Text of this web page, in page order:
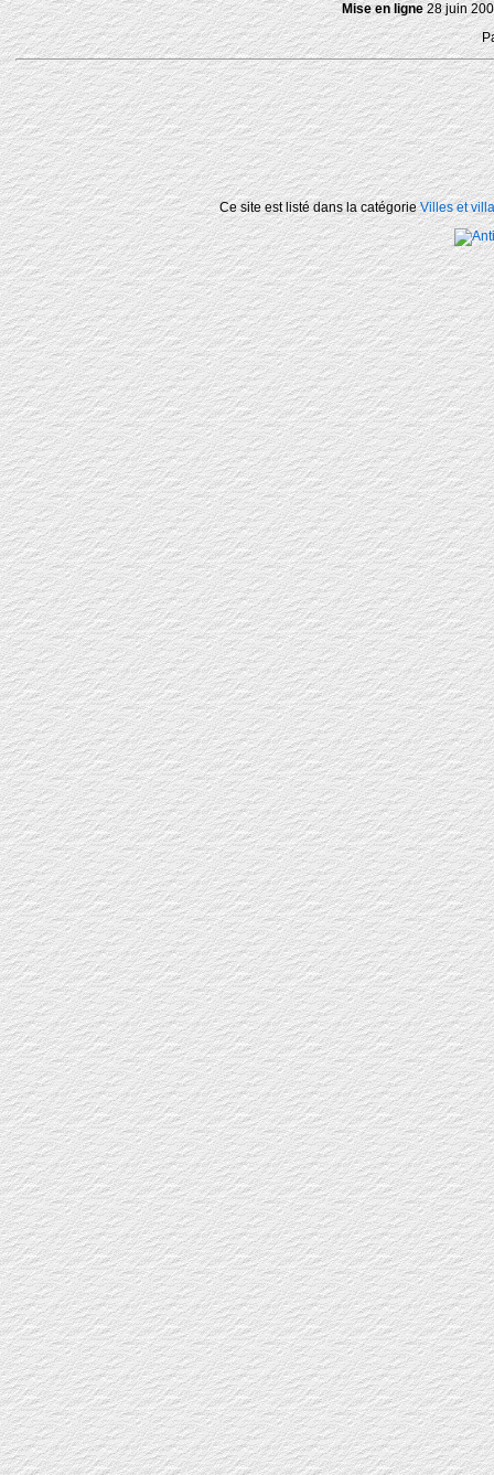
Mise en ligne28 juin
Ce site est listé dans la catégorieVilles et